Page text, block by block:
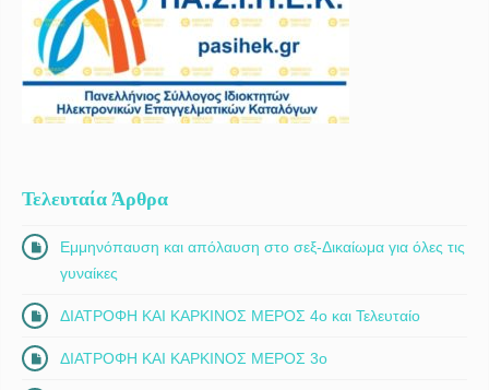
Τελευταία Άρθρα
Εμμηνόπαυση και απόλαυση στο σεξ-Δικαίωμα για όλες τις
γυναίκες
ΔΙΑΤΡΟΦΗ ΚΑΙ ΚΑΡΚΙΝΟΣ ΜΕΡΟΣ 4ο και Τελευταίο
ΔΙΑΤΡΟΦΗ ΚΑΙ ΚΑΡΚΙΝΟΣ ΜΕΡΟΣ 3ο